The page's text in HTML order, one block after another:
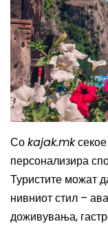
Соkajak.mk
персонализира
Туристите можат
нивниот стил –
доживувања,